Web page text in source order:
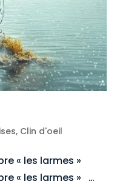
, Clin d'oeil
« les larmes »
« les larmes » …